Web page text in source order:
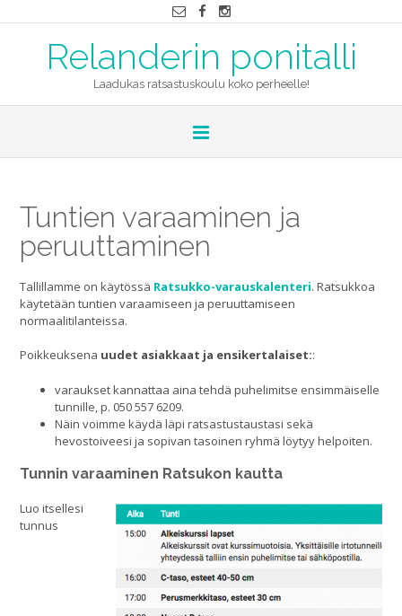
Relanderin ponitalli
Laadukas ratsastuskoulu koko perheelle!
Tuntien varaaminen ja
peruuttaminen
Tallillamme on käytössä Ratsukko-varauskalenteri. Ratsukkoa
käytetään tuntien varaamiseen ja peruuttamiseen
normaalitilanteissa.
Poikkeuksena uudet asiakkaat ja ensikertalaiset::
varaukset kannattaa aina tehdä puhelimitse ensimmäiselle
tunnille, p. 050 557 6209.
Näin voimme käydä läpi ratsastustaustasi sekä
hevostoiveesi ja sopivan tasoinen ryhmä löytyy helpoiten.
Tunnin varaaminen Ratsukon kautta
Luo itsellesi
tunnus